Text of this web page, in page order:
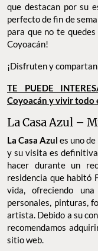
que destacan por su
perfecto de fin de
para que no te
Coyoacán!
¡Disfruten y
TE PUEDE
Coyoacán y vivir todo
La Casa Azul –
La Casa Azul es uno
y su visita es
hacer durante un
residencia que habitó
vida, ofreciendo
personales, pinturas,
artista. Debido a su
recomendamos
sitio web.